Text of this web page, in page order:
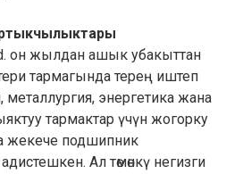
он жылдан ашык убакыттан
тармагында терең иштеп
энергетика жана
тармактар ​​үчүн жогорку
жекече подшипник
Ал төмөнкү негизги